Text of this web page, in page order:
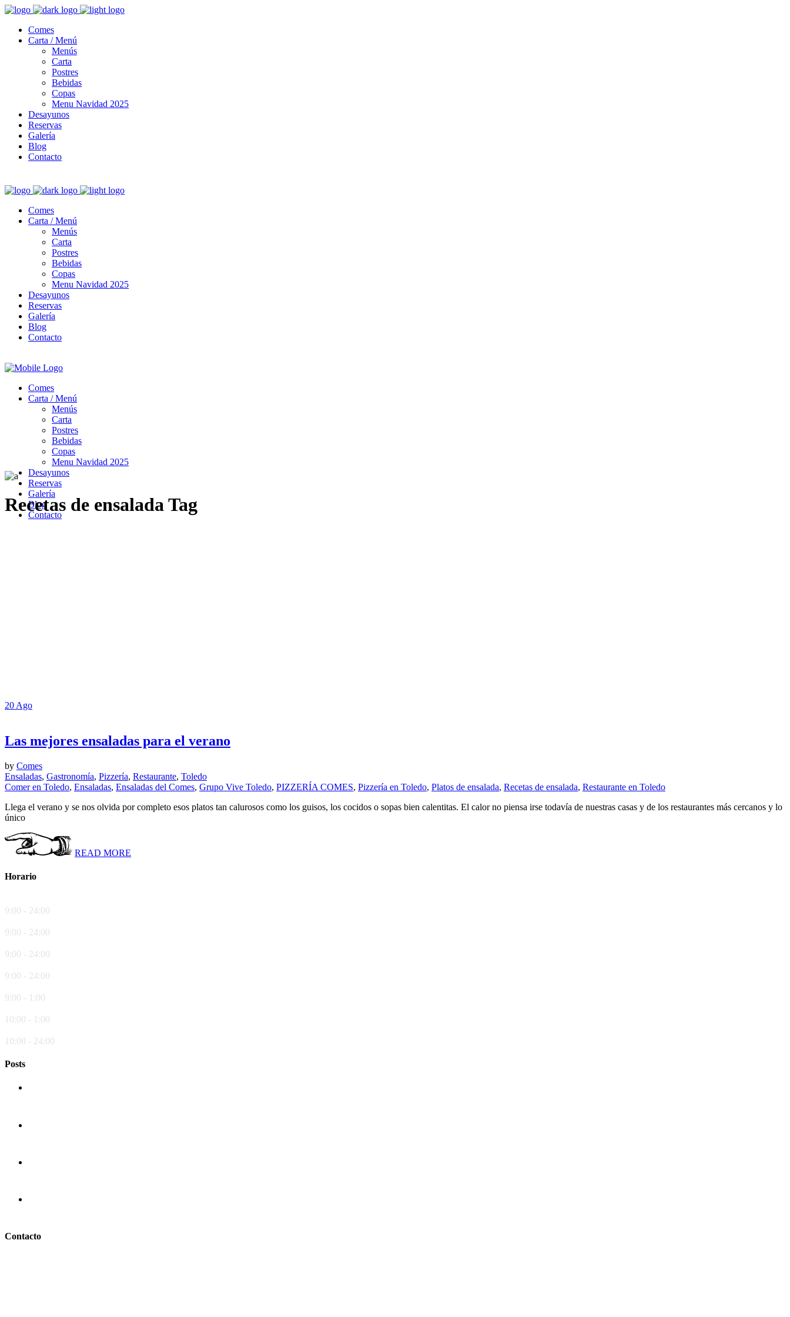
Comes
Carta / Menú
Menús
Carta
Postres
Bebidas
Copas
Menu Navidad 2025
Desayunos
Reservas
Galería
Blog
Contacto
Comes
Carta / Menú
Menús
Carta
Postres
Bebidas
Copas
Menu Navidad 2025
Desayunos
Reservas
Galería
Blog
Contacto
Comes
Carta / Menú
Menús
Carta
Postres
Bebidas
Copas
Menu Navidad 2025
Desayunos
Reservas
Galería
Blog
Contacto
Recetas de ensalada Tag
20 Ago
Las mejores ensaladas para el verano
by Comes
Ensaladas, Gastronomía, Pizzería, Restaurante, Toledo
Comer en Toledo, Ensaladas, Ensaladas del Comes, Grupo Vive Toledo, PIZZERÍA COMES, Pizzería en Toledo, Platos de ensalada, Recetas de ensalada, Restaurante en Toledo
Llega el verano y se nos olvida por completo esos platos tan calurosos como los guisos, los cocidos o sopas bien calentitas. El calor no piensa irse todavía de nuestras casas y de los restaurantes más cercanos y lo
único
READ MORE
Horario
9:00 - 24:00
9:00 - 24:00
9:00 - 24:00
9:00 - 24:00
9:00 - 1:00
10:00 - 1:00
10:00 - 24:00
Posts
Contacto